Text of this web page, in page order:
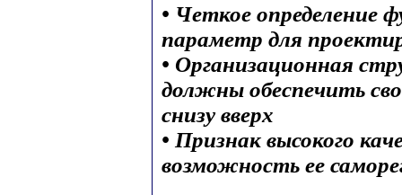
• Четкое определение
параметр для
• Организационная
должны обеспечить
снизу вверх
• Признак высокого
возможность ее